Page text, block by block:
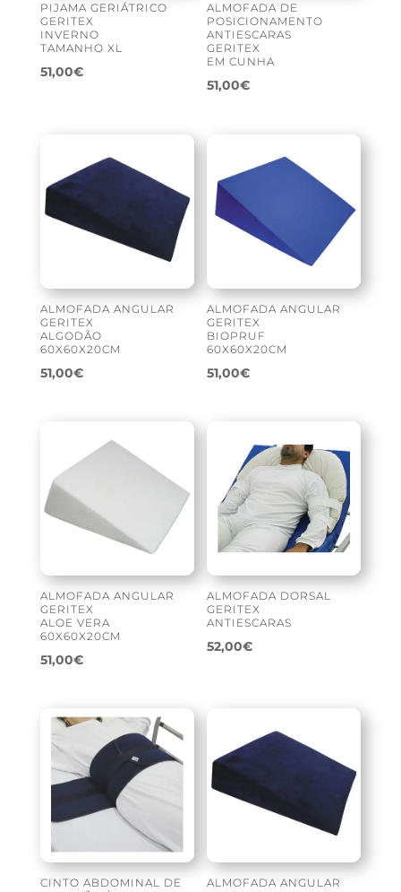
PIJAMA GERIÁTRICO
GERITEX
INVERNO
TAMANHO XL
51,00€
ALMOFADA DE
POSICIONAMENTO
ANTIESCARAS
GERITEX
EM CUNHA
51,00€
ALMOFADA ANGULAR
GERITEX
ALGODÃO
60X60X20CM
51,00€
ALMOFADA ANGULAR
GERITEX
BIOPRUF
60X60X20CM
51,00€
ALMOFADA ANGULAR
GERITEX
ALOE VERA
60X60X20CM
51,00€
ALMOFADA DORSAL
GERITEX
ANTIESCARAS
52,00€
CINTO ABDOMINAL DE
ALMOFADA ANGULAR